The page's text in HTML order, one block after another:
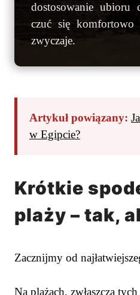
dostosowanie
czuć się komfortowo
zwyczaje.
Artykuł powiązany:
w Egipcie?
Krótkie
plaży – tak,
Zacznijmy od
Na plażach, zwłaszcza